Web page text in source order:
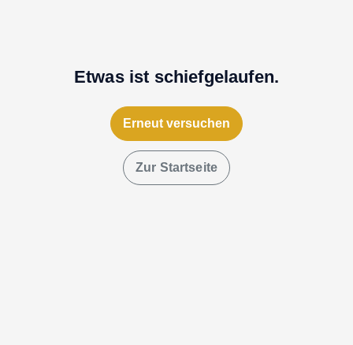
Etwas ist schiefgelaufen.
Erneut versuchen
Zur Startseite